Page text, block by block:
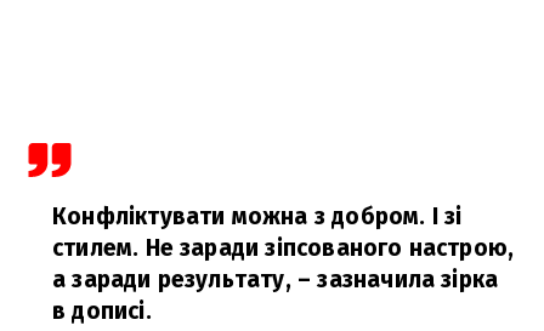
Конфліктувати можна з добром. І зі
стилем. Не заради зіпсованого настрою,
а заради результату, – зазначила зірка
в дописі.